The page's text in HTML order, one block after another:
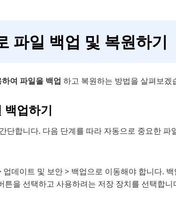
파일 백업 및 복원하기
여 파일을 백업 하고 복원하는 방법을 살펴보겠
백업하기
단합니다. 다음 단계를 따라 자동으로 중요한 파
데이트 및 보안 > 백업으로 이동해야 합니다.
을 선택하고 사용하려는 저장 장치를 선택합니